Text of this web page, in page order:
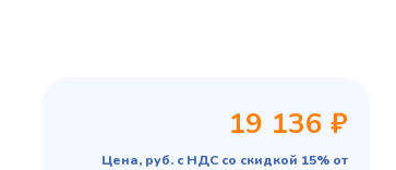
19 136 ₽
Цена, руб. с НДС со скидкой 15% от